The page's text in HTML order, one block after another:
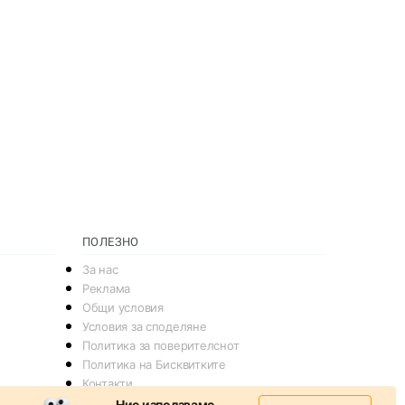
ПОЛЕЗНО
За нас
Реклама
Общи условия
Условия за споделяне
Политика за поверителснот
Политика на Бисквитките
Контакти